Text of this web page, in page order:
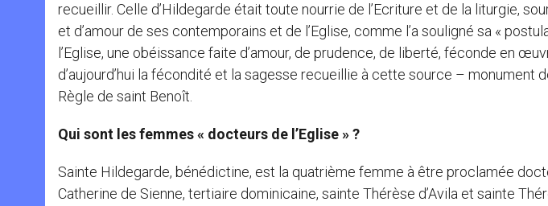
recueillir. Celle d’Hildegarde était toute nourrie de l’Ecriture et de la liturgie,
et d’amour de ses contemporains et de l’Eglise, comme l’a souligné sa «
l’Eglise, une obéissance faite d’amour, de prudence, de liberté, féconde en
d’aujourd’hui la fécondité et la sagesse recueillie à cette source – monument
Règle de saint Benoît.
Qui sont les femmes « docteurs de l’Eglise » ?
Sainte Hildegarde, bénédictine, est la quatrième femme à être proclamée
Catherine de Sienne, tertiaire dominicaine, sainte Thérèse d’Avila et sainte